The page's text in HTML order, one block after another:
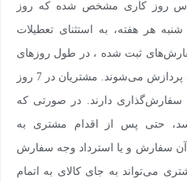
روز کاری مشخص شده که روز
هر هفته، به استثنای تعطیلات
ثبت شده ، در طول روزهای
کاری و اولین روز پس از تعطیلات پردازش می‌‏شوند. مشتریان در 7 روز
سفارش‌‏گذاری دارند. در صورتی که
حتی پس از اقدام مشتری به
سفارش و یا استرداد وجه سفارش
می‏‌تواند به جای کالای به اتمام